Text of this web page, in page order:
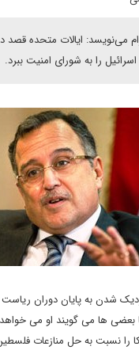
می‌نویسد: ایالات متحده
را به شورای امنیت ببرد.
شدن به پایان دوران ریاست
ها می گویند او می
را نسبت به حل منازعات